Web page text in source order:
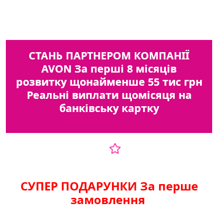
СТАНЬ ПАРТНЕРОМ КОМПАНІЇ
AVON За перші 8 місяців
розвитку щонайменше 55 тис грн
Реальні виплати щомісяця на
банківську картку
СУПЕР ПОДАРУНКИ За перше
замовлення